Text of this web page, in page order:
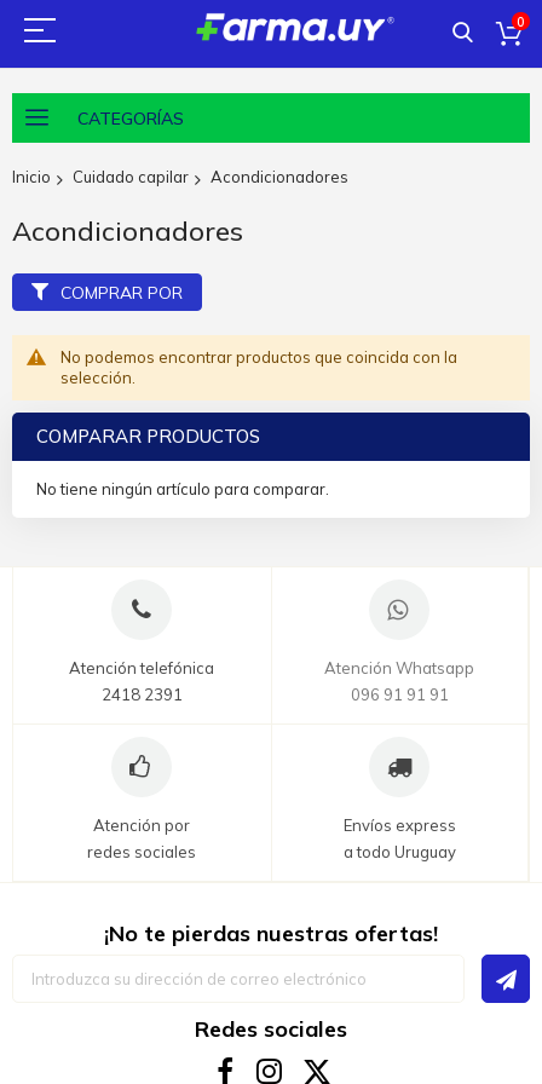
0
CATEGORÍAS
Inicio Cuidado capilar Acondicionadores
Acondicionadores
No podemos encontrar productos que coincida con la
selección.
COMPRAR POR
COMPARAR PRODUCTOS
No tiene ningún artículo para comparar.
Atención telefónica
2418 2391
Atención Whatsapp
096 91 91 91
Atención por
redes sociales
Envíos express
a todo Uruguay
¡No te pierdas nuestras ofertas!
Redes sociales